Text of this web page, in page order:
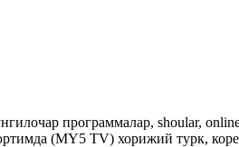
программалар, shoular,
(MY5 TV) хорижий турк,